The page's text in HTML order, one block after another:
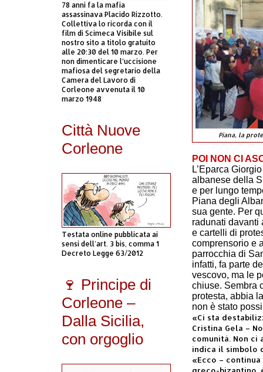
Piana, la
POI NON CI
L’Eparca
albanese della
e per lungo
Piana degli
sua gente. Per
radunati davanti
e cartelli di
comprensorio e
parrocchia di
infatti, fa parte
vescovo, ma le
chiuse. Sembra
protesta, abbia
non è stato
«Ci sta
Cristina Gela –
comunità. Non ci
indica il simbolo
«Ecco –
78 anni fa la mafia
assassinava Placido Rizzotto.
Collettiva lo ricorda con il
film di Scimeca Visibile sul
nostro sito a titolo gratuito
alle 20:30 del 10 marzo. Per
non dimenticare l’uccisione
mafiosa del segretario della
Camera del Lavoro di
Corleone avvenuta il 10
marzo 1948
Città Nuove
Corleone
Testata online pubblicata ai
sensi dell'art. 3 bis, comma 1
Decreto Legge 63/2012
🍷 Principe di
Corleone –
Dalla Sicilia,
con orgoglio